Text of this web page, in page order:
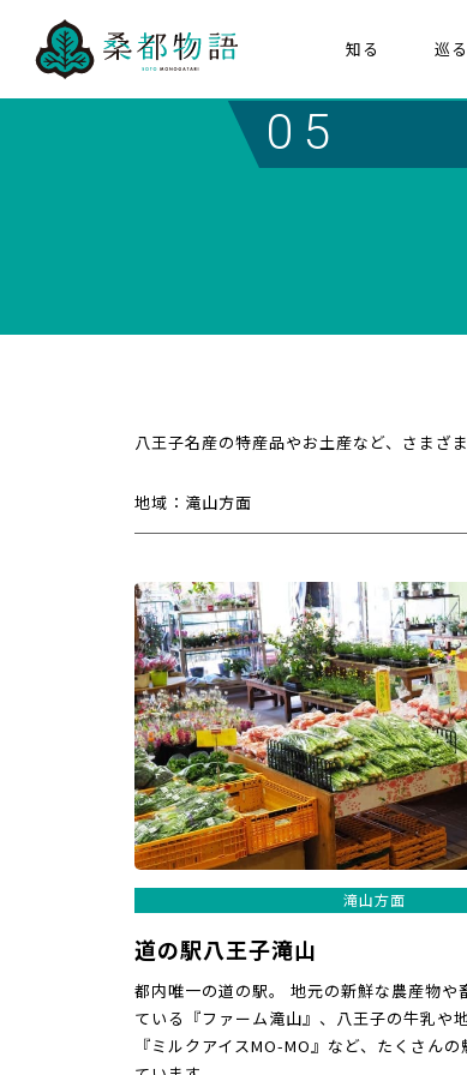
知る
桑都物語について
構成文化財
巡る
八王子
05
八王子名産の特産品やお土産など、さまざ
地域：滝山方面
滝山方面
道の駅八王子滝山
都内唯一の道の駅。 地元の新鮮な農産物や
ている『ファーム滝山』、八王子の牛乳や
『ミルクアイスMO-MO』など、たくさん